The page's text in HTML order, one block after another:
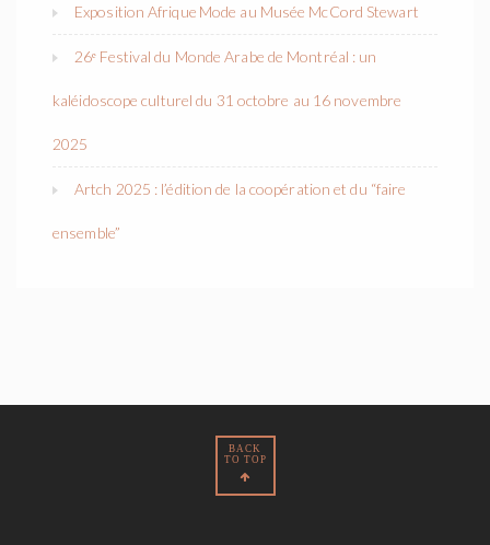
Exposition Afrique Mode au Musée McCord Stewart
26ᵉ Festival du Monde Arabe de Montréal : un
kaléidoscope culturel du 31 octobre au 16 novembre
2025
Artch 2025 : l’édition de la coopération et du “faire
ensemble”
BACK
TO TOP